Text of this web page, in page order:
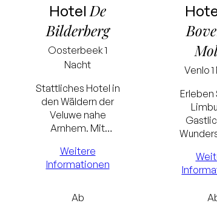
HotelDe
Bilderberg
Oosterbeek1
Nacht
Stattliches Hotel in
den Wäldern der
Veluwe nahe
Arnhem. Mit
Sauna, gemütlicher
Lobby & Bar und
Restaurant.
Weitere
Informationen
Ab
Venlo
Erleben